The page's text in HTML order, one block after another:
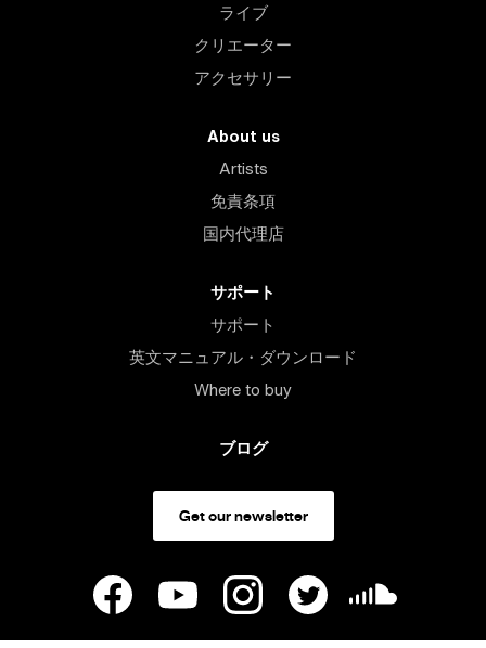
ライブ
クリエーター
アクセサリー
About us
Artists
免責条項
国内代理店
サポート
サポート
英文マニュアル・ダウンロード
Where to buy
ブログ
Get our newsletter